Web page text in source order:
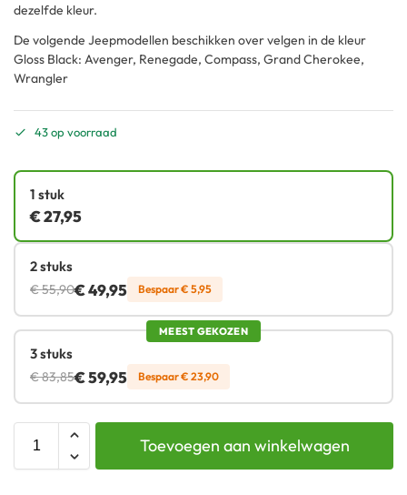
dezelfde kleur.
De volgende Jeepmodellen beschikken over velgen in de kleur
Gloss Black: Avenger, Renegade, Compass, Grand Cherokee,
Wrangler
43 op voorraad
1 stuk
€27,95
2 stuks
€55,90€49,95 Bespaar€ 5,95
MEEST GEKOZEN
3 stuks
€83,85€59,95 Bespaar€ 23,90
Toevoegen aan winkelwagen